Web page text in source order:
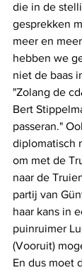
die in de
gesprekken
meer en
hebben we
niet de baas
"Zolang de
Bert
passeran."
diplomatisch
om met de
naar de
partij van
haar kans in
puinruimer
(Vooruit)
En dus moet